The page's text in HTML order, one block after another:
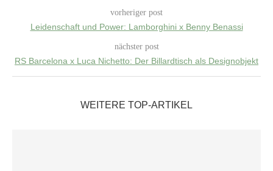
vorheriger post
Leidenschaft und Power: Lamborghini x Benny Benassi
nächster post
RS Barcelona x Luca Nichetto: Der Billardtisch als Designobjekt
WEITERE TOP-ARTIKEL